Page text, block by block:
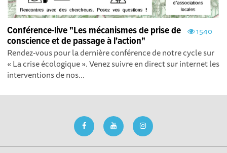
1540
Conférence-live "Les mécanismes de prise de
conscience et de passage à l'action"
Rendez-vous pour la dernière conférence de notre cycle sur
« La crise écologique ». Venez suivre en direct sur internet les
interventions de nos...